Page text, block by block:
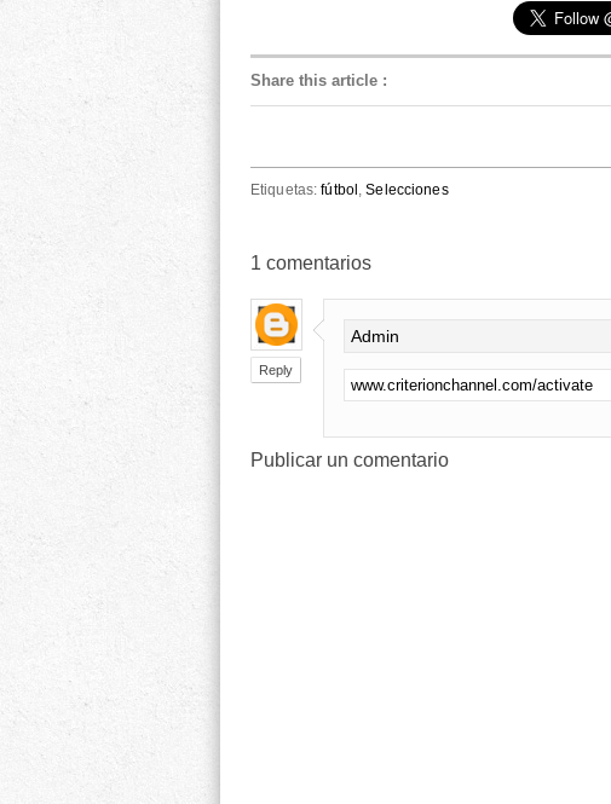
Share this article :
Etiquetas:fútbol ,Selecciones
1 comentarios
Reply
Admin
www.criterionchannel.com/activate
Publicar un comentario